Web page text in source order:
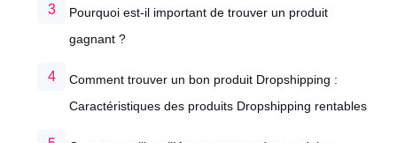
Pourquoi est-il important de trouver un produit
gagnant ?
Comment trouver un bon produit Dropshipping :
Caractéristiques des produits Dropshipping rentables